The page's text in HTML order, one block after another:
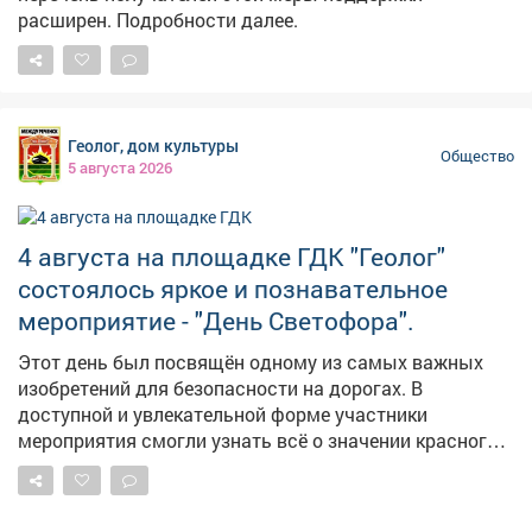
расширен. Подробности далее.
Геолог, дом культуры
5 августа 2026
Общество
4 августа на площадке ГДК "Геолог"
состоялось яркое и познавательное
мероприятие - "День Светофора".
Этот день был посвящён одному из самых важных
изобретений для безопасности на дорогах. В
доступной и увлекательной форме участники
мероприятия смогли узнать всё о значении красного,
жёлтого и зелёного цветов. Познакомиться с историей
создания первого светофора и его эволюцией до